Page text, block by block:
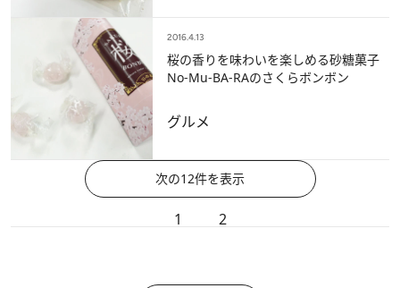
2016.4.13
桜の香りを味わいを楽しめる砂糖菓子
No-Mu-BA-RAのさくらボンボン
グルメ
次の12件を表示
1 2